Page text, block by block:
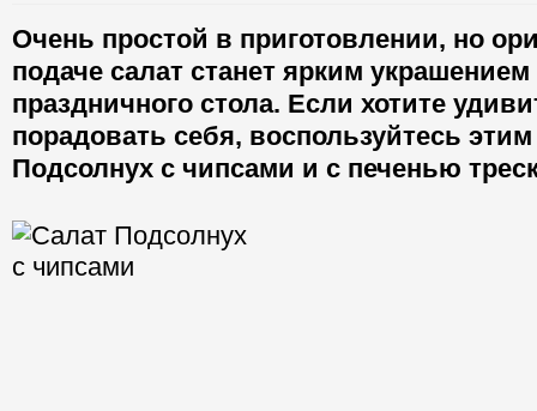
Очень простой в приготовлении, но
подаче салат станет ярким
праздничного стола. Если хотите
порадовать себя, воспользуйтесь
Подсолнух с чипсами и с печенью